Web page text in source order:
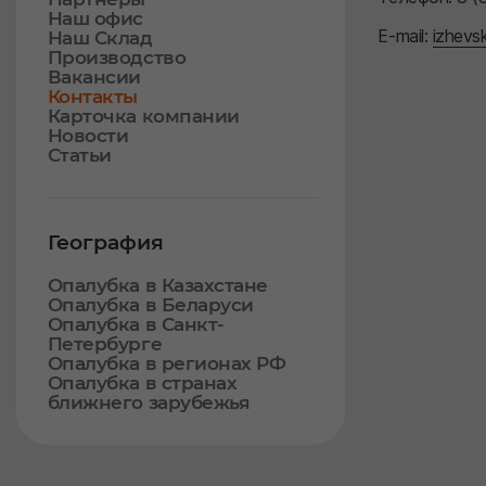
Наш офис
Наш Склад
Производство
Вакансии
Контакты
Карточка компании
Новости
Статьи
География
Опалубка в Казахстане
Опалубка в Беларуси
Опалубка в Санкт-
Петербурге
Опалубка в регионах РФ
Опалубка в странах
ближнего зарубежья
E-mail: